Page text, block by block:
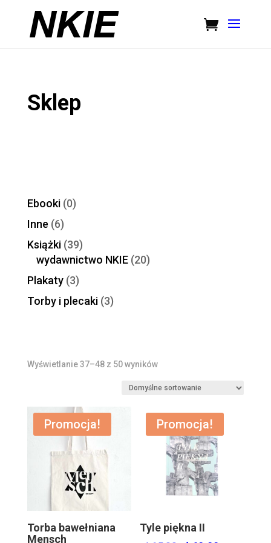
Sklep
Ebooki (0)
Inne (6)
Książki (39)
wydawnictwo NKIE (20)
Plakaty (3)
Torby i plecaki (3)
Wyświetlanie 37–48 z 50 wyników
Promocja!
Torba bawełniana
Mensch
Promocja!
Tyle piękna II